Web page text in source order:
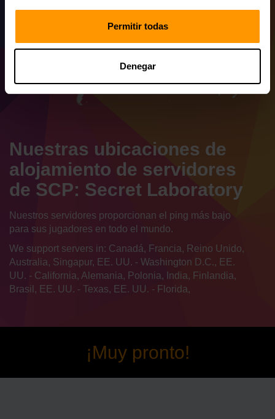
Permitir todas
Denegar
Nuestras ubicaciones de
alojamiento de servidores
de SCP: Secret Laboratory
Nuestros servidores proporcionan el ping más bajo
para sus jugadores en todo el mundo.
We support servers in: Canadá, Francia, Reino Unido,
Australia, Singapur, EE. UU. - Washington D.C., EE.
UU. - California, Alemania, Polonia, India, Finlandia,
Brasil, EE. UU. - Texas, EE. UU. - Florida,
¡Muy pronto!